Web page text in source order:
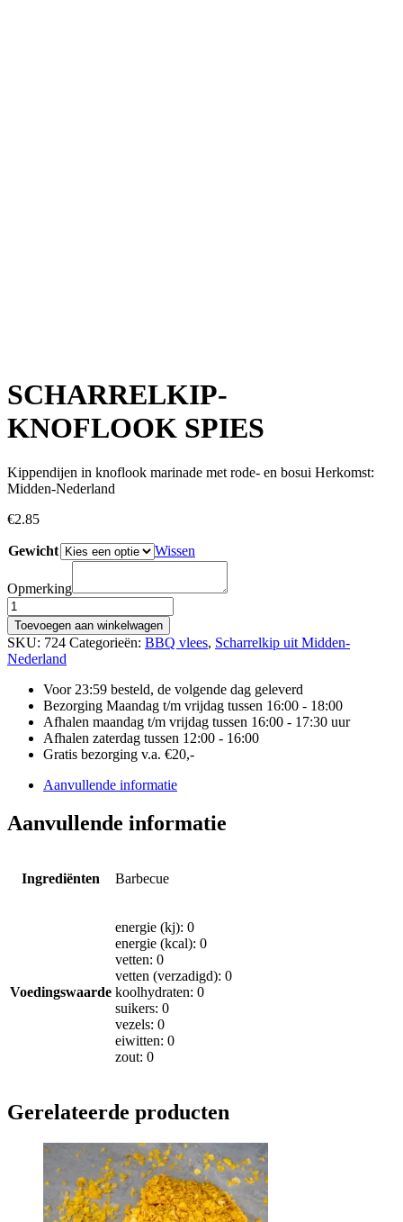
SCHARRELKIP-
KNOFLOOK SPIES
Kippendijen in knoflook marinade met rode- en bosui Herkomst:
Midden-Nederland
€2.85
Gewicht Wissen
Opmerking
SCHARRELKIP-
KNOFLOOK
SPIES
aantal
Toevoegen aan winkelwagen
SKU: 724 Categorieën: BBQ vlees, Scharrelkip uit Midden-
Nederland
Voor 23:59 besteld, de volgende dag geleverd
Bezorging Maandag t/m vrijdag tussen 16:00 - 18:00
Afhalen maandag t/m vrijdag tussen 16:00 - 17:30 uur
Afhalen zaterdag tussen 12:00 - 16:00
Gratis bezorging v.a. €20,-
Aanvullende informatie
Aanvullende informatie
Ingrediënten Barbecue
Voedingswaarde
energie (kj): 0
energie (kcal): 0
vetten: 0
vetten (verzadigd): 0
koolhydraten: 0
suikers: 0
vezels: 0
eiwitten: 0
zout: 0
Gerelateerde producten